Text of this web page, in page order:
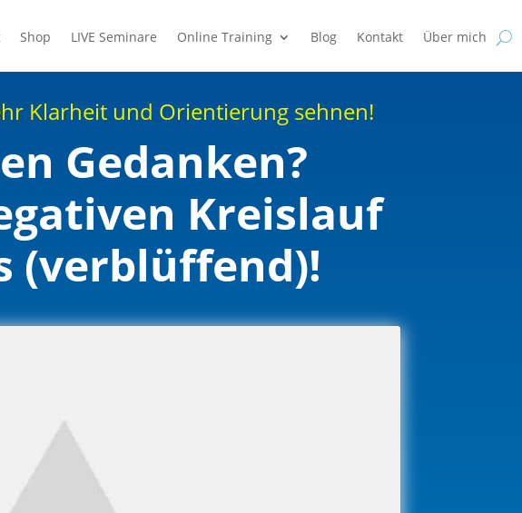
Shop LIVE Seminare Online Training Blog Kontakt Über mich
Klarheit und Orientierung sehnen!
Gedanken?
Kreislauf
(verblüffend)!